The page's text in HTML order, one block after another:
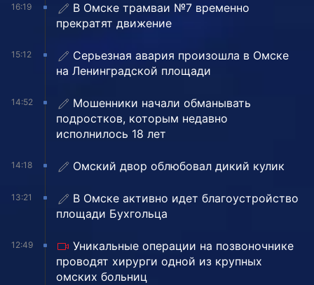
16:19
В Омске трамваи №7 временно
прекратят движение
15:12
Серьезная авария произошла в Омске
на Ленинградской площади
14:52
Мошенники начали обманывать
подростков, которым недавно
исполнилось 18 лет
14:18 Омский двор облюбовал дикий кулик
13:21
В Омске активно идет благоустройство
площади Бухгольца
12:49
Уникальные операции на позвоночнике
проводят хирурги одной из крупных
омских больниц